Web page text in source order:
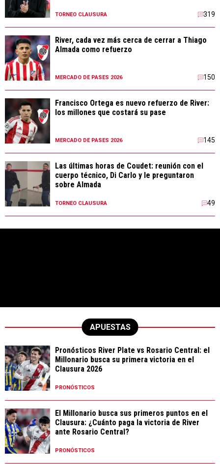
TORNEO CLAUSURA 319
River, cada vez más cerca de cerrar a Thiago
Almada como refuerzo
MERCADO DE PASES 2026 150
Francisco Ortega es nuevo refuerzo de River:
los millones que costará su pase
MERCADO DE PASES 2026 145
Las últimas horas de Coudet: reunión con el
cuerpo técnico, Di Carlo y le preguntaron
sobre Almada
TORNEO CLAUSURA 49
APUESTAS
Pronósticos River Plate vs Rosario Central: el
Millonario busca su primera victoria en el
Clausura 2026
PRONÓSTICOS
El Millonario busca sus primeros puntos en el
Clausura: ¿Cuánto paga la victoria de River
ante Rosario Central?
PRONÓSTICOS